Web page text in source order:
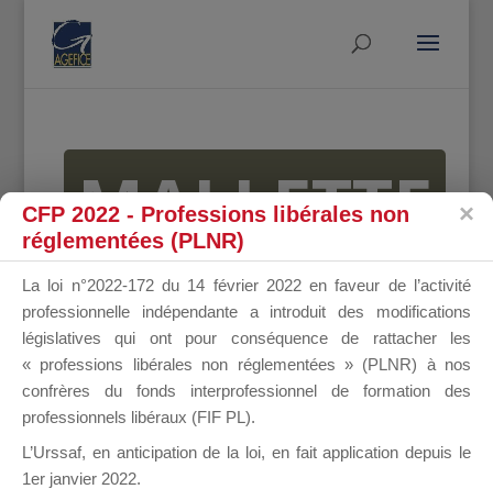
MALLETTE
DU
DIRIGEANT
CFP 2022 - Professions libérales non
réglementées (PLNR)
La loi n°2022-172 du 14 février 2022 en faveur de l’activité
professionnelle indépendante a introduit des modifications
législatives qui ont pour conséquence de rattacher les
« professions libérales non réglementées » (PLNR) à nos
confrères du fonds interprofessionnel de formation des
professionnels libéraux (FIF PL).
L’Urssaf, en anticipation de la loi, en fait application depuis le
1er janvier 2022.